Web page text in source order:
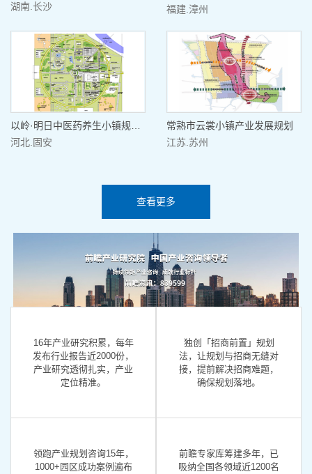
湖南.长沙
福建.漳州
河北.固安
常熟市云裳小镇产业发展规划
江苏.苏州
查看更多
16年产业研究积累，每年
发布行业报告近2000份，
产业研究透彻扎实，产业
定位精准。
独创「招商前置」规划
法，让规划与招商无缝对
接，提前解决招商难题，
确保规划落地。
领跑产业规划咨询15年，
1000+园区成功案例遍布
前瞻专家库筹建多年，已
吸纳全国各领域近1200名